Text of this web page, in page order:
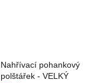
Nahřívací pohankový
polštářek - VELKÝ